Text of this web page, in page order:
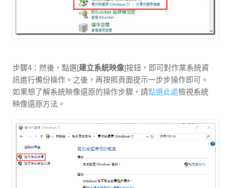
步驟4：然後，點選[建立系統映像]按鈕，即可對作業系統資
訊進行備份操作。之後，再按照頁面提示一步步操作即可。
如果想了解系統映像還原的操作步驟，請點選此處檢視系統
映像還原方法。